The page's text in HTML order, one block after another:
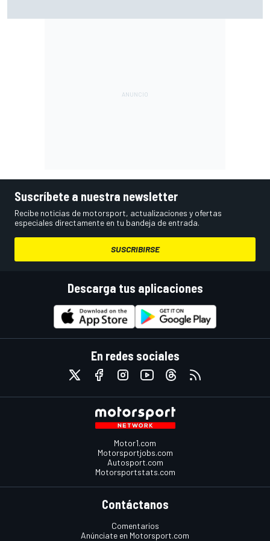
Suscríbete a nuestra newsletter
Recibe noticias de motorsport, actualizaciones y ofertas
especiales directamente en tu bandeja de entrada.
SUSCRIBIRSE
Descarga tus aplicaciones
En redes sociales
Motor1.com
Motorsportjobs.com
Autosport.com
Motorsportstats.com
Contáctanos
Comentarios
Anúnciate en Motorsport.com